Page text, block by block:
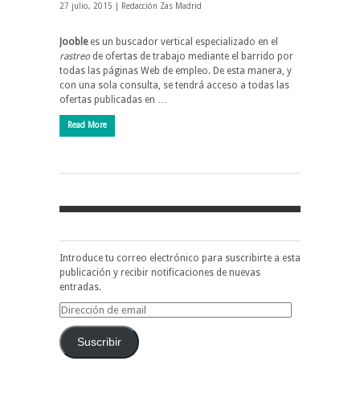
27 julio, 2015 | Redacción Zas Madrid
Jooblees un buscador vertical especializado en el
rastreode ofertas de trabajo mediante el barrido por
todas las páginas Web de empleo. De esta manera, y
con una sola consulta, se tendrá acceso a todas las
ofertas publicadas en …
Read More
Introduce tu correo electrónico para suscribirte a esta
publicación y recibir notificaciones de nuevas
entradas.
Dirección
emailSuscribir